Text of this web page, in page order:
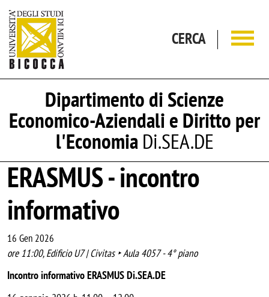
CERCA
Dipartimento di Scienze
Economico-Aziendali e Diritto per
l'EconomiaDi.SEA.DE
ERASMUS - incontro
informativo
16 Gen 2026
ore 11:00, Edificio U7 | Civitas ‣ Aula 4057 - 4° piano
Incontro informativo ERASMUS Di.SEA.DE